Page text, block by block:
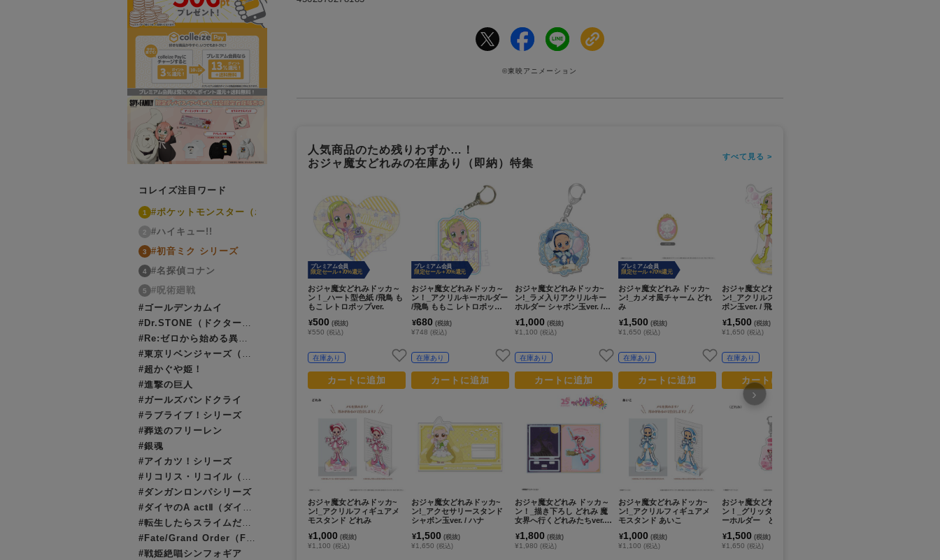
コレイズ注目ワード
1 #ポケットモンスター（ポケモン）
2 #ハイキュー!!
3 #初音ミク シリーズ
4 #名探偵コナン
5
#呪術廻戦
#ゴールデンカムイ
#Dr.STONE（ドクターストーン）
#Re:ゼロから始める異世界生活（リゼロ）
#東京リベンジャーズ（東リベ）
#超かぐや姫！
#進撃の巨人
#ガールズバンドクライ
#ラブライブ！シリーズ
#葬送のフリーレン
#銀魂
#アイカツ！シリーズ
#リコリス・リコイル（リコリコ）
#ダンガンロンパシリーズ
#ダイヤのA actⅡ（ダイヤのエース）
#転生したらスライムだった件（転スラ）
#Fate/Grand Order（FGO）
#戦姫絶唱シンフォギア
©東映アニメーション
人気商品のため残りわずか…！
おジャ魔女どれみの在庫あり（即納）特集
すべて見る >
プレミアム会員
限定セール +70%還元
おジャ魔女どれみドッカ～
ン！_ハート型色紙 /飛鳥 も
もこ レトロポップver.
¥500 (税抜)
¥550(税込)
在庫あり
カートに追加
おジャ魔女どれみドッカ~
ン!_アクリルフィギュアメ
モスタンド どれみ
¥1,000 (税抜)
¥1,100(税込)
プレミアム会員
限定セール +70%還元
おジャ魔女どれみドッカ～
ン！_アクリルキーホルダー
/飛鳥 ももこ レトロポップv
¥680 (税抜)
¥748(税込)
在庫あり
カートに追加
おジャ魔女どれみドッカ~
ン!_アクセサリースタンド
シャボン玉ver. / ハナ
¥1,500 (税抜)
¥1,650(税込)
おジャ魔女どれみドッカ~
ン!_ラメ入りアクリルキー
ホルダー シャボン玉ver. /
¥1,000 (税抜)
¥1,100 (税込)
在庫あり
カートに追加
おジャ魔女どれみ ドッカ～
ン！_描き下ろし どれみ 魔
女界へ行くどれみたちver.
タンド
¥1,800 (税抜)
¥1,980 (税込)
プレミアム会員
限定セール +70%還元
おジャ魔女どれみ ドッカ~
ン!_カメオ風チャーム どれ
み
¥1,500 (税抜)
¥1,650 (税込)
在庫あり
カートに追加
おジャ魔女どれみドッカ~
ン!_アクリルフィギュアメ
モスタンド あいこ
¥1,000 (税抜)
¥1,100 (税込)
おジャ魔女どれみドッカ~
ン!_アクリルスタンド シャ
ボン玉ver. / 飛鳥ももこ
¥1,500 (税抜)
¥1,650 (税込)
在庫あり
カートに追加
おジャ魔女どれみドッカ～
ン！_グリッターアクリルキ
ーホルダー どれみ
¥1,500 (税抜)
¥1,650 (税込)
›